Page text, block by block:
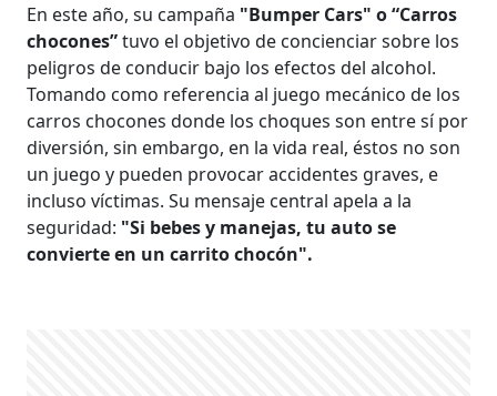
En este año, su campaña "Bumper Cars" o “Carros
chocones”tuvo el objetivo de concienciar sobre los
peligros de conducir bajo los efectos del alcohol.
Tomando como referencia al juego mecánico de los
carros chocones donde los choques son entre sí por
diversión, sin embargo, en la vida real, éstos no son
un juego y pueden provocar accidentes graves, e
incluso víctimas. Su mensaje central apela a la
seguridad: "Si bebes y manejas, tu auto se
convierte en un carrito chocón".